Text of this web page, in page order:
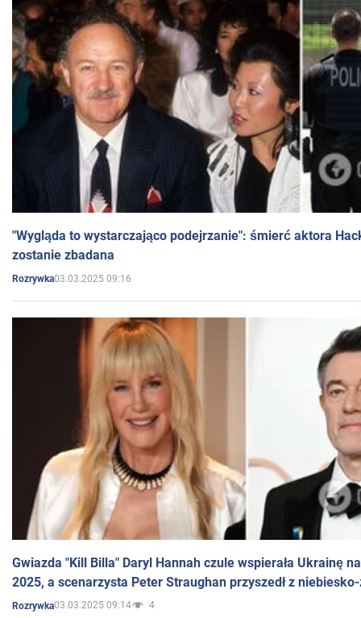
"Wygląda to wystarczająco podejrzanie": śmierć aktora
zostanie zbadana
Rozrywka03.03.2025 09:16
Gwiazda "Kill Billa" Daryl Hannah czule wspierała Ukrainę
2025, a scenarzysta Peter Straughan przyszedł z
Rozrywka03.03.2025 09:14 4